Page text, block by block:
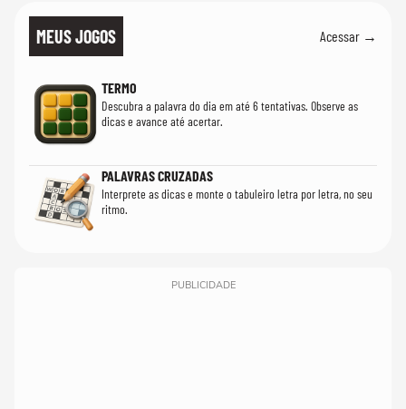
MEUS JOGOS Acessar →
TERMO
Descubra a palavra do dia em até 6 tentativas. Observe as
dicas e avance até acertar.
PALAVRAS CRUZADAS
Interprete as dicas e monte o tabuleiro letra por letra, no seu
ritmo.
PUBLICIDADE